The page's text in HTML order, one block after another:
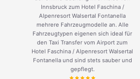
Innsbruck zum Hotel Faschina /
Alpenresort Walsertal Fontanella
mehrere Fahrzeugmodelle an. Alle
Fahrzeugtypen eigenen sich ideal für
den Taxi Transfer vom Airport zum
Hotel Faschina / Alpenresort Walsertal
Fontanella und sind stets sauber und
gepflegt.